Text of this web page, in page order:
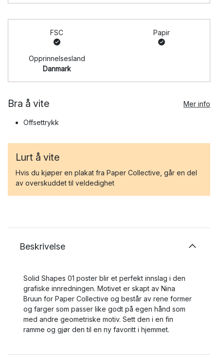
FSC Papir
Opprinnelsesland
Danmark
Bra å vite Mer info
Offsettrykk
Lurt å vite
Hvis du kjøper en plakat fra Paper Collective, går en del
av overskuddet til veldedighet
Beskrivelse
Solid Shapes 01 poster blir et perfekt innslag i den
grafiske innredningen. Motivet er skapt av Nina
Bruun for Paper Collective og består av rene former
og farger som passer like godt på egen hånd som
med andre geometriske motiv. Sett den i en fin
ramme og gjør den til en ny favoritt i hjemmet.